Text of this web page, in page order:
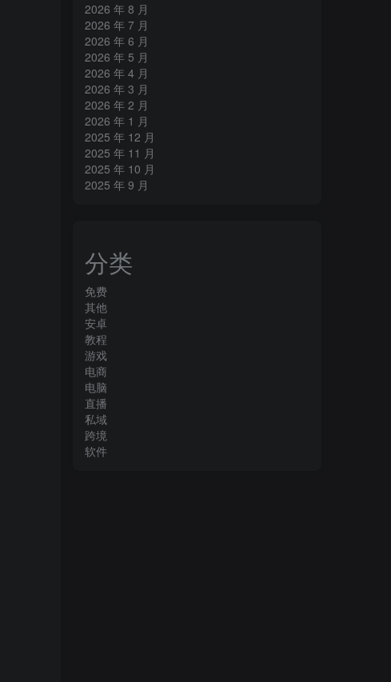
2026 年 8 月
2026 年 7 月
2026 年 6 月
2026 年 5 月
2026 年 4 月
2026 年 3 月
2026 年 2 月
2026 年 1 月
2025 年 12 月
2025 年 11 月
2025 年 10 月
2025 年 9 月
分类
免费
其他
安卓
教程
游戏
电商
电脑
直播
私域
跨境
软件